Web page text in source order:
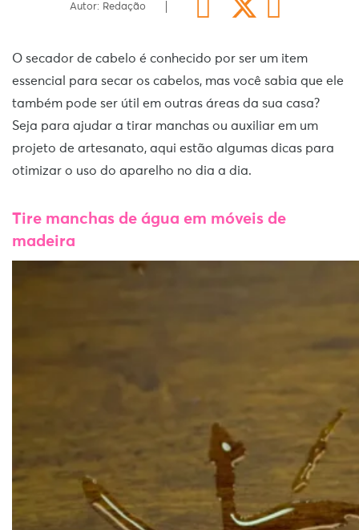
Autor: Redação
O secador de cabelo é conhecido por ser um item
essencial para secar os cabelos, mas você sabia que ele
também pode ser útil em outras áreas da sua casa?
Seja para ajudar a tirar manchas ou auxiliar em um
projeto de artesanato, aqui estão algumas dicas para
otimizar o uso do aparelho no dia a dia.
Tire manchas de água em móveis de
madeira